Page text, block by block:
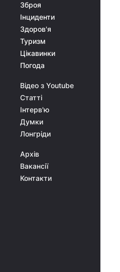
Зброя
Інциденти
Здоров'я
Туризм
Цікавинки
Погода
Відео з Youtube
Статті
Інтерв'ю
Думки
Лонгріди
Архів
Вакансії
Контакти